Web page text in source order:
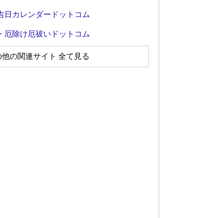
日カレンダードットコム
厄除け厄祓いドットコム
他の関連サイト 全て見る